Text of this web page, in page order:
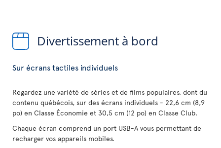
Divertissement à bord
Sur écrans tactiles individuels
Regardez une variété de séries et de films populaires, dont du
contenu québécois, sur des écrans individuels - 22,6 cm (8,9
po) en Classe Économie et 30,5 cm (12 po) en Classe Club.
Chaque écran comprend un port USB-A vous permettant de
recharger vos appareils mobiles.